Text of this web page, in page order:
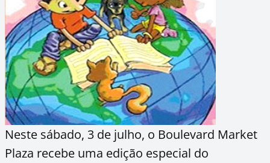
Neste sábado, 3 de julho, o Boulevard Market
Plaza recebe uma edição especial do